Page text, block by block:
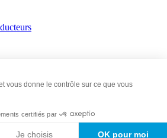
-Mentions légales
Plan du site-Made with
vous donne le contrôle sur ce que vous
certifiés par
Je choisis OK pour moi